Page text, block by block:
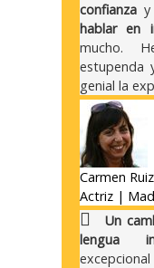
confianzay
hablar en
mucho.
estupenda
genial la
Carmen Ruiz
Actriz |
Un
lengua